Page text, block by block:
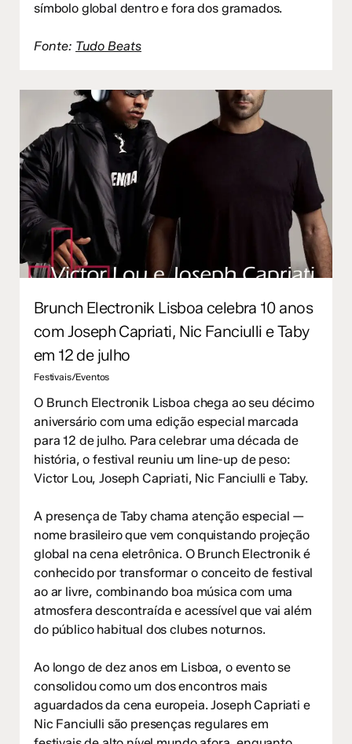
símbolo global dentro e fora dos gramados.
Fonte: Tudo Beats
Brunch Electronik Lisboa celebra 10 anos
com Joseph Capriati, Nic Fanciulli e Taby
em 12 de julho
Festivais/Eventos
O Brunch Electronik Lisboa chega ao seu décimo
aniversário com uma edição especial marcada
para 12 de julho. Para celebrar uma década de
história, o festival reuniu um line-up de peso:
Victor Lou, Joseph Capriati, Nic Fanciulli e Taby.
A presença de Taby chama atenção especial —
nome brasileiro que vem conquistando projeção
global na cena eletrônica. O Brunch Electronik é
conhecido por transformar o conceito de festival
ao ar livre, combinando boa música com uma
atmosfera descontraída e acessível que vai além
do público habitual dos clubes noturnos.
Ao longo de dez anos em Lisboa, o evento se
consolidou como um dos encontros mais
aguardados da cena europeia. Joseph Capriati e
Nic Fanciulli são presenças regulares em